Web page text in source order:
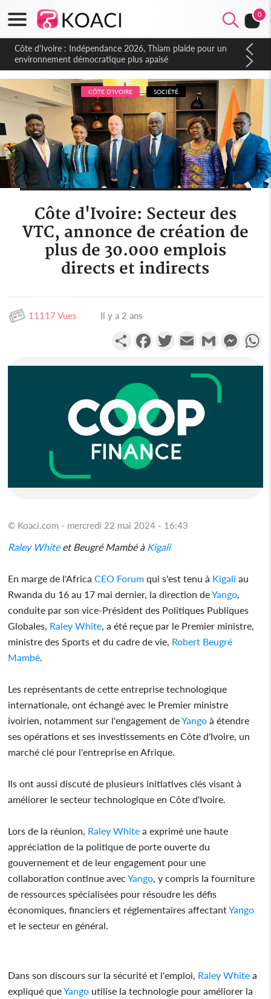
0
Côte d'Ivoire : Indépendance 2026, Thiam plaide pour un
environnement démocratique plus apaisé
CÔTE D'IVOIRE SOCIÉTÉ
Côte d'Ivoire: Secteur des
VTC, annonce de création de
plus de 30.000 emplois
directs et indirects
11117 Vues Il y a 2 ans
PartagerFacebookTwitterEmail Gmail
© Koaci.com - mercredi 22 mai 2024 - 16:43
Raley Whiteet Beugré Mambé à Kigali
En marge de l'AfricaCEO Forum qui s'est tenu à Kigali au
Rwanda du 16 au 17 mai dernier, la direction deYango
conduite par son vice-Président des Politiques Publiques
Globales, Raley White , a été reçue par le Premier ministre,
ministre des Sports et du cadre de vie, Robert Beugré
Mambé
Les représentants de cette entreprise technologique
internationale, ont échangé avec le Premier ministre
ivoirien, notamment sur l'engagement deYango à étendre
ses opérations et ses investissements en Côte d'Ivoire, un
marché clé pour l'entreprise en Afrique.
Ils ont aussi discuté de plusieurs initiatives clés visant à
améliorer le secteur technologique en Côte d'Ivoire.
Lors de la réunion, Raley White a exprimé une haute
appréciation de la politique de porte ouverte du
gouvernement et de leur engagement pour une
collaboration continue avecYango , y compris la fourniture
de ressources spécialisées pour résoudre les défis
économiques, financiers et réglementaires affectantYango
et le secteur en général.
Dans son discours sur la sécurité et l'emploi, Raley White a
expliqué queYango utilise la technologie pour améliorer la